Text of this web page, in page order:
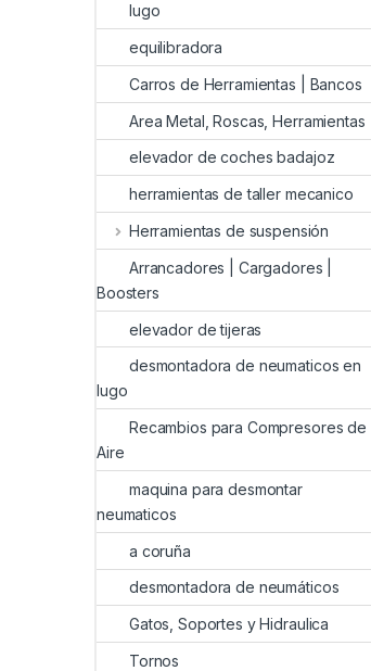
lugo
equilibradora
Carros de Herramientas | Bancos
Area Metal, Roscas, Herramientas
elevador de coches badajoz
herramientas de taller mecanico
Herramientas de suspensión
Arrancadores | Cargadores |
Boosters
elevador de tijeras
desmontadora de neumaticos en
lugo
Recambios para Compresores de
Aire
maquina para desmontar
neumaticos
a coruña
desmontadora de neumáticos
Gatos, Soportes y Hidraulica
Tornos